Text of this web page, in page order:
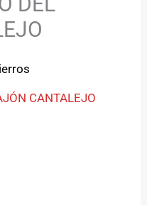
CANTALEJO